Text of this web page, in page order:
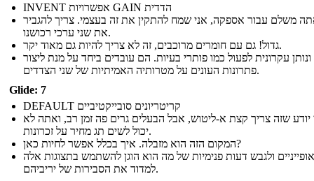
INVENT אפשרויות GAIN הדדית
משלם עבור אספקה, אני שמח להתקין את זה בעצמי. צריך להגביר
את שני ערכי רכושנו.
גדול! גם עם חומרים מרוכבים, זה לא צריך להיות גם מאוד יקר.
ונותן עקרונית לפעול כמו פותרי בעיות. הם עובדים ביחד על מנת ליצור
פתרונות העונים על מטרותיה האמיתיות של שני הצדדים.
Glide: 7
DEFAULT קריטריונים סובייקטיביים
יודע שזה צריך קצת א-ליטוש, אבל הבעלים גרים פה זמן רב, ואתה לא
יכול לשים תג מחיר על זכרונות.
המקום הזה הוא מזבלה. איך בכלל אפשר לחיות כאן?
אופייניים ולגבש דעות פנימיות של מה הוא הוגן להשתמש בתצוגות אלה
למדוד את הסבירות של יריביהם.